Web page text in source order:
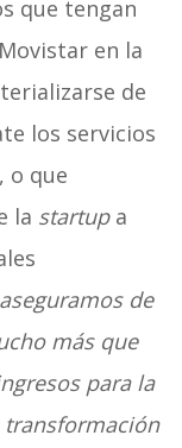
que tengan
en la
de
los servicios
o que
la startupa
de
más que
para la